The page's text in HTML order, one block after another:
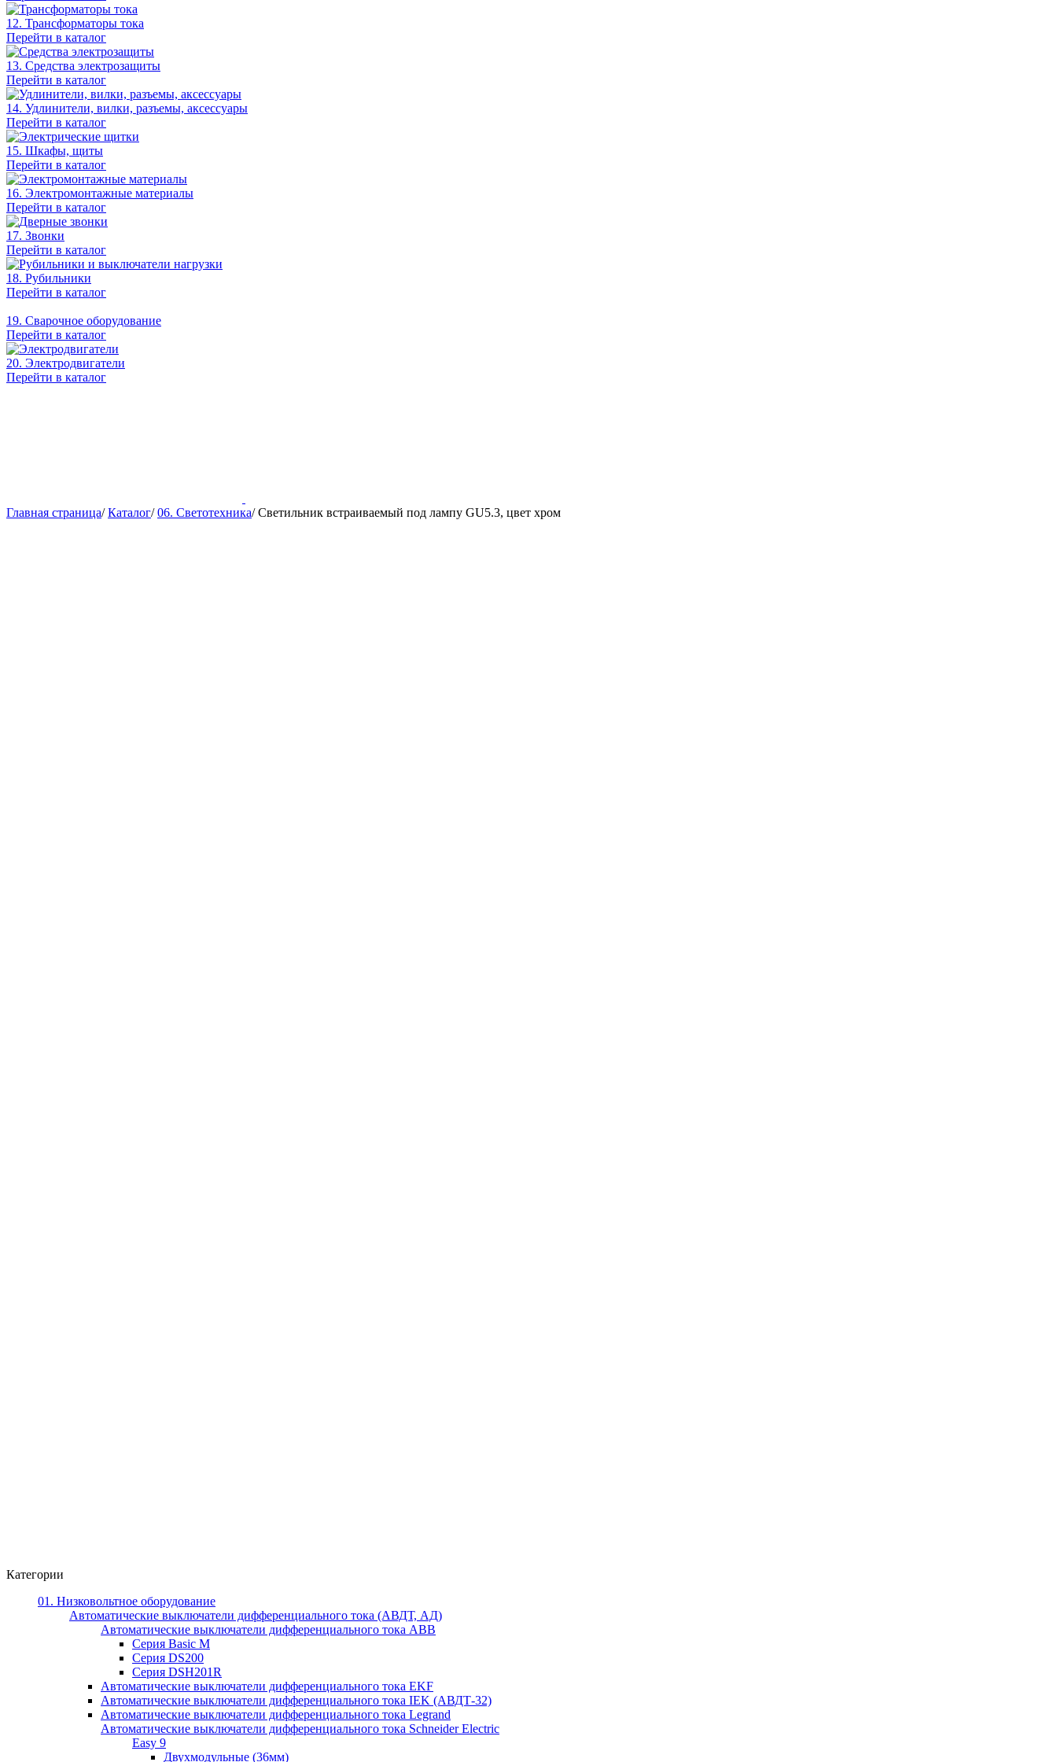
12. Трансформаторы тока
Перейти в каталог
13. Средства электрозащиты
Перейти в каталог
14. Удлинители, вилки, разъемы, аксессуары
Перейти в каталог
15. Шкафы, щиты
Перейти в каталог
16. Электромонтажные материалы
Перейти в каталог
17. Звонки
Перейти в каталог
18. Рубильники
Перейти в каталог
19. Сварочное оборудование
Перейти в каталог
20. Электродвигатели
Перейти в каталог
Главная страница/ Каталог/ 06. Светотехника/ Светильник встраиваемый под лампу GU5.3, цвет хром
Категории
01. Низковольтное оборудование
Автоматические выключатели дифференциального тока (АВДТ, АД)
Автоматические выключатели дифференциального тока ABB
Серия Basic M
Серия DS200
Серия DSH201R
Автоматические выключатели дифференциального тока EKF
Автоматические выключатели дифференциального тока IEK (АВДТ-32)
Автоматические выключатели дифференциального тока Legrand
Автоматические выключатели дифференциального тока Schneider Electric
Easy 9
Двухмодульные (36мм)